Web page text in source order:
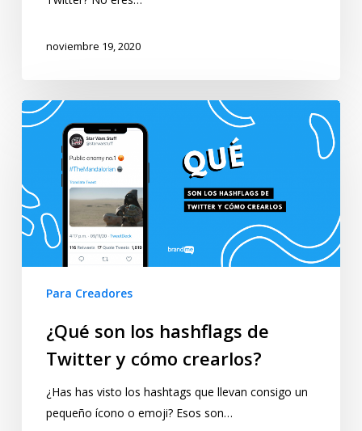
noviembre 19, 2020
Para Creadores
¿Qué son los hashflags de
Twitter y cómo crearlos?
¿Has has visto los hashtags que llevan consigo un
pequeño ícono o emoji? Esos son…